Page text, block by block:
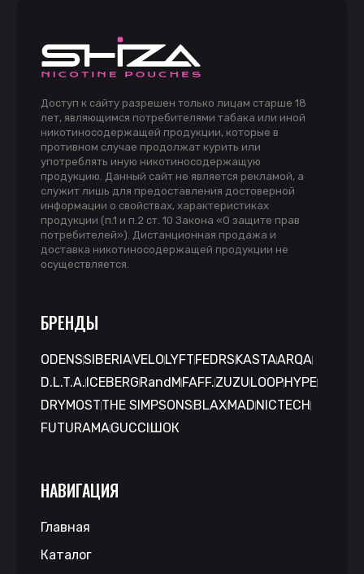
Доступ к сайту разрешен только лицам старше 18
лет, являющимся потребителями табака или иной
никотиносодержащей продукции, которые в
противном случае продолжат курить или
употреблять иную никотиносодержащую
продукцию. Данный сайт не является рекламой, а
служит лишь для предоставления достоверной
информации о свойствах, характеристиках
продукции (п.1 и п.2 ст. 10 Закона «О защите прав
потребителей»). Дистанционная продажа и
доставка никотиносодержащей продукции не
осуществляется.
БРЕНДЫ
ODENSSIBERIAVELO LYFT FEDRS KASTAARQA
D.L.T.A. ICEBERG RandM FAFF.ZUZU LOOPHYPE
DRYMOSTTHE SIMPSONS BLAXMAD NICTECH
FUTURAMAGUCCI ШОК
НАВИГАЦИЯ
Главная
Каталог